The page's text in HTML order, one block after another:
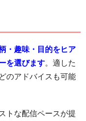
・趣味・目的をヒア
を選びます。適した
のアドバイスも可能
トな配信ペースが提